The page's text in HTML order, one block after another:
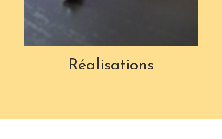
Réalisations